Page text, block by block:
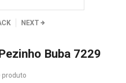
NEXT
Buba 7229
produto